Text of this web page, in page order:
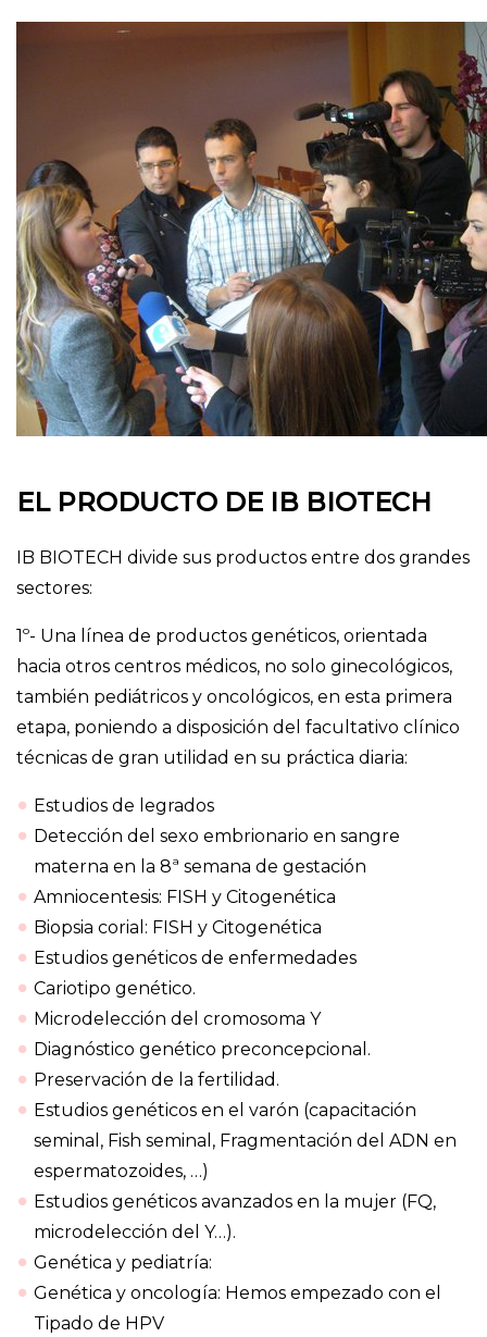
EL PRODUCTO DE IB BIOTECH
IB BIOTECH divide sus productos entre dos grandes
sectores:
1º- Una línea de productos genéticos, orientada
hacia otros centros médicos, no solo ginecológicos,
también pediátricos y oncológicos, en esta primera
etapa, poniendo a disposición del facultativo clínico
técnicas de gran utilidad en su práctica diaria:
Estudios de legrados
Detección del sexo embrionario en sangre
materna en la 8ª semana de gestación
Amniocentesis: FISH y Citogenética
Biopsia corial: FISH y Citogenética
Estudios genéticos de enfermedades
Cariotipo genético.
Microdelección del cromosoma Y
Diagnóstico genético preconcepcional.
Preservación de la fertilidad.
Estudios genéticos en el varón (capacitación
seminal, Fish seminal, Fragmentación del ADN en
espermatozoides, …)
Estudios genéticos avanzados en la mujer (FQ,
microdelección del Y…).
Genética y pediatría:
Genética y oncología: Hemos empezado con el
Tipado de HPV